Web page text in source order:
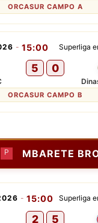
ORCASUR CAMPO A
Superliga
- 15:00
5 0
ORCASUR CAMPO B
MBARETE
P
Superliga
- 15:00
2 5